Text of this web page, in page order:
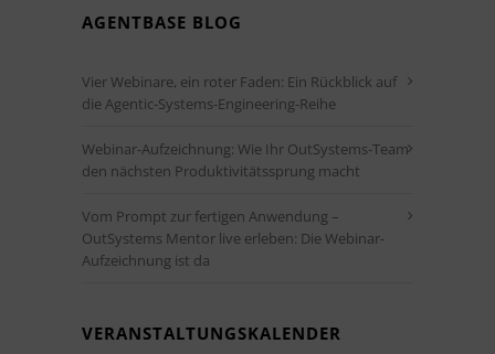
AGENTBASE BLOG
Vier Webinare, ein roter Faden: Ein Rückblick auf
die Agentic-Systems-Engineering-Reihe
Webinar-Aufzeichnung: Wie Ihr OutSystems-Team
den nächsten Produktivitätssprung macht
Vom Prompt zur fertigen Anwendung –
OutSystems Mentor live erleben: Die Webinar-
Aufzeichnung ist da
VERANSTALTUNGSKALENDER